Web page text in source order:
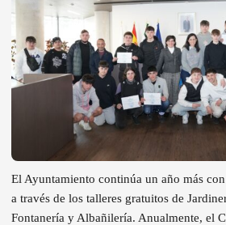
El Ayuntamiento continúa un año más
a través de los talleres gratuitos de
Fontanería y Albañilería. Anualmente, el